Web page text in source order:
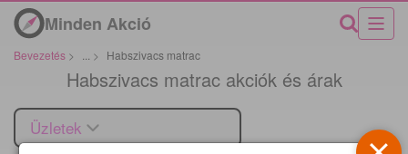
Minden Akció
Bevezetés > > Habszivacs matrac
Habszivacs matrac akciók és árak
Üzletek